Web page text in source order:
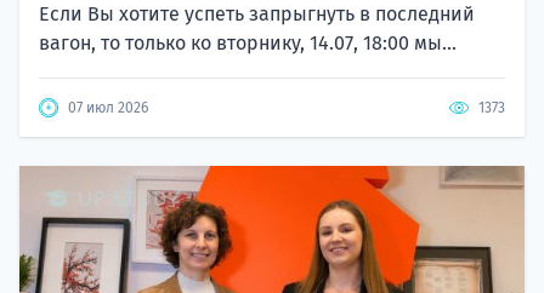
Если Вы хотите успеть запрыгнуть в последний
вагон, то только ко вторнику, 14.07, 18:00 мы...
07 июл 2026 1373